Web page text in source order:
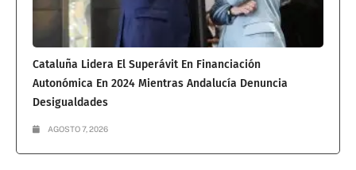
Cataluña Lidera El Superávit En Financiación
Autonómica En 2024 Mientras Andalucía Denuncia
Desigualdades
AGOSTO 7, 2026